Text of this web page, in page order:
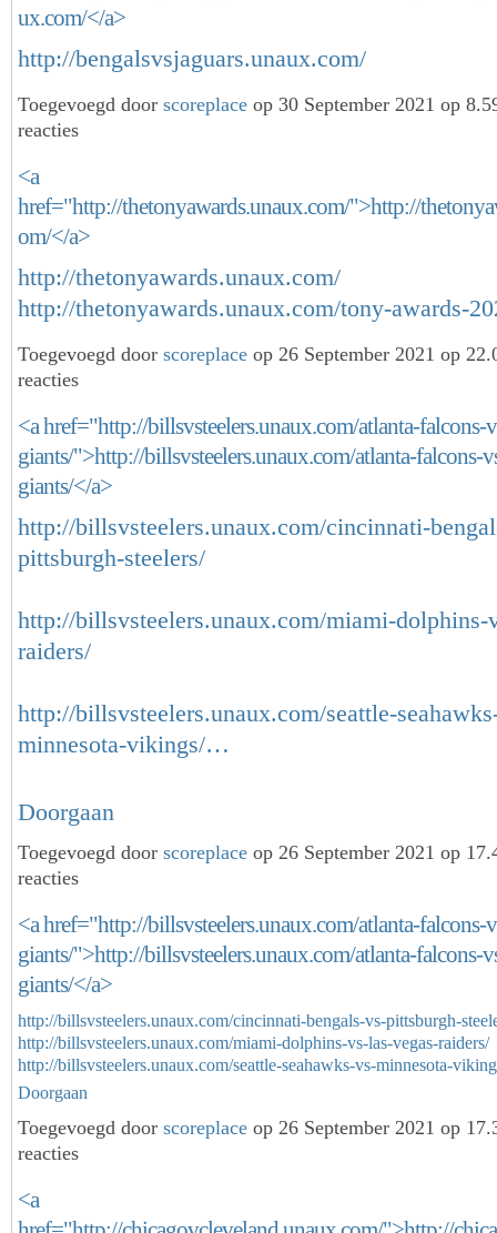
ux.com/</a>
http://bengalsvsjaguars.unaux.com/
Toegevoegd door scoreplace op 30 September 2021 op
reacties
<a
href="http://thetonyawards.unaux.com/">http://
om/</a>
http://thetonyawards.unaux.com/
http://thetonyawards.unaux.com/tony-awards-
Toegevoegd door scoreplace op 26 September 2021 op
reacties
<a href="http://billsvsteelers.unaux.com/atlanta-
giants/">http://billsvsteelers.unaux.com/atlanta-falcons-
giants/</a>
http://billsvsteelers.unaux.com/cincinnati-
pittsburgh-steelers/
http://billsvsteelers.unaux.com/miami-dolphins-
raiders/
http://billsvsteelers.unaux.com/seattle-
minnesota-vikings/…
Doorgaan
Toegevoegd door scoreplace op 26 September 2021 op
reacties
<a href="http://billsvsteelers.unaux.com/atlanta-
giants/">http://billsvsteelers.unaux.com/atlanta-falcons-
giants/</a>
http://billsvsteelers.unaux.com/cincinnati-bengals-vs-pittsburgh-
http://billsvsteelers.unaux.com/miami-dolphins-vs-las-vegas-raiders/
http://billsvsteelers.unaux.com/seattle-seahawks-vs-minnesota-
Doorgaan
Toegevoegd door scoreplace op 26 September 2021 op
reacties
<a